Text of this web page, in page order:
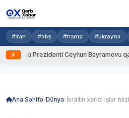
#iran #abş #tramp #ukrayna
Prezidenti Ceyhun Bayramovu
Ana Səhifə Dünya İsrailin xarici işlər